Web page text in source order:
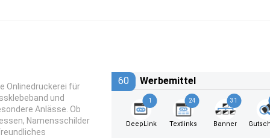
Onlinedruckerei für
und
Anlässe. Ob
Namensschilder
60 Werbemittel
1
DeepLink
24
Textlinks
31
Banner